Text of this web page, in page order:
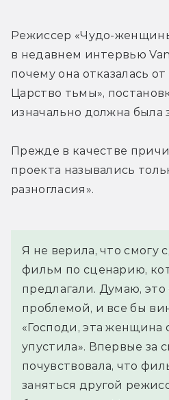
Режиссер «Чудо-
в недавнем интервью
почему она отказалась
Царство тьмы»,
изначально должна была
Прежде в качестве
проекта назывались
разногласия».
Я не верила, что смогу
фильм по сценарию,
предлагали. Думаю,
проблемой, и все бы
«Господи, эта женщина
упустила». Впервые за
почувствовала, что
заняться другой